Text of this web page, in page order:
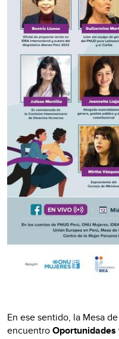
En ese sentido, la Mesa
encuentro